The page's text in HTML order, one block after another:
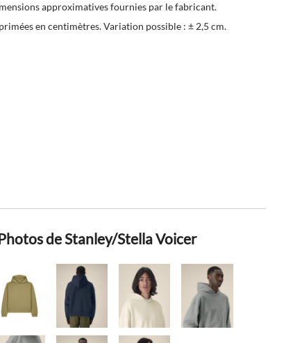
approximatives fournies par le fabricant.
en centimètres. Variation possible : ± 2,5 cm.
de Stanley/Stella Voicer